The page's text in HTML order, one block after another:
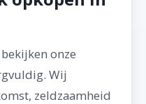
onze
Wij
zeldzaamheid